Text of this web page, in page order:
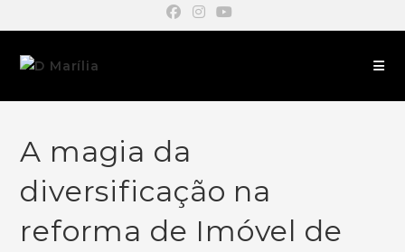
A magia da
diversificação na
reforma de Imóvel de